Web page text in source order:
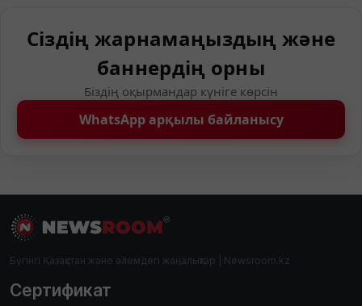
Сіздің жарнамаңыздың және
баннердің орны
Біздің оқырмандар күніге көрсін
WhatsApp арқылы байланысу
Бүгінгі Қазақстан және әлемдегі жаңалықтар | Newsroom.kz
Сертификат